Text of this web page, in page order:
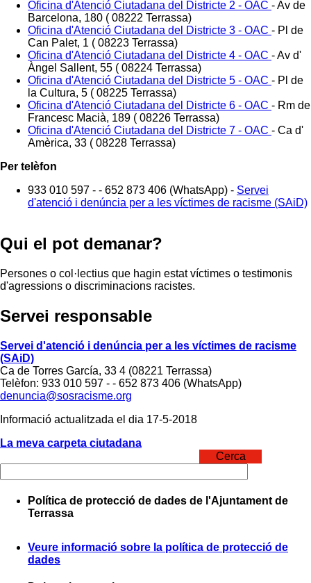
Oficina d'Atenció Ciutadana del Districte 2 - OAC -Av de
Barcelona, 180 ( 08222 Terrassa)
Oficina d'Atenció Ciutadana del Districte 3 - OAC - Pl de
Can Palet, 1 ( 08223 Terrassa)
Oficina d'Atenció Ciutadana del Districte 4 - OAC -Av d'
Àngel Sallent, 55 ( 08224 Terrassa)
Oficina d'Atenció Ciutadana del Districte 5 - OAC - Pl de
la Cultura, 5 ( 08225 Terrassa)
Oficina d'Atenció Ciutadana del Districte 6 - OAC - Rm de
Francesc Macià, 189 ( 08226 Terrassa)
Oficina d'Atenció Ciutadana del Districte 7 - OAC - Ca d'
Amèrica, 33 ( 08228 Terrassa)
Per telèfon
933 010 597 - - 652 873 406 (WhatsApp) - Servei
d'atenció i denúncia per a les víctimes de racisme (SAiD)
Qui el pot demanar?
Persones o col·lectius que hagin estat víctimes o testimonis
d'agressions o discriminacions racistes.
Servei responsable
Servei d'atenció i denúncia per a les víctimes de racisme
(SAiD)
Ca de Torres García, 33 4 (08221 Terrassa)
Telèfon: 933 010 597 - - 652 873 406 (WhatsApp)
denuncia@sosracisme.org
Informació actualitzada el dia 17-5-2018
La meva carpeta ciutadana
Cerca
Política de protecció de dades de l'Ajuntament de
Terrassa
Veure informació sobre la política de protecció de
dades